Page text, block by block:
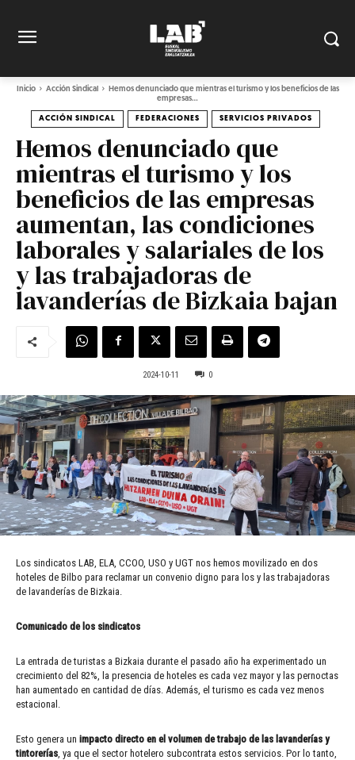
Inicio Acción Sindical
Hemos denunciado que mientras el turismo y los beneficios de las
empresas...
ACCIÓN SINDICAL FEDERACIONES SERVICIOS PRIVADOS
Hemos denunciado que
mientras el turismo y los
beneficios de las empresas
aumentan, las condiciones
laborales y salariales de los
y las trabajadoras de
lavanderías de Bizkaia bajan
2024-10-11 0
Los sindicatos LAB, ELA, CCOO, USO y UGT nos hemos movilizado en dos
hoteles de Bilbo para reclamar un convenio digno para los y las trabajadoras
de lavanderías de Bizkaia.
Comunicado de los sindicatos
La entrada de turistas a Bizkaia durante el pasado año ha experimentado un
crecimiento del 82%, la presencia de hoteles es cada vez mayor y las pernoctas
han aumentado en cantidad de días. Además, el turismo es cada vez menos
estacional.
Esto genera un impacto directo en el volumen de trabajo de las lavanderías y
tintorerías , ya que el sector hotelero subcontrata estos servicios. Por lo tanto,